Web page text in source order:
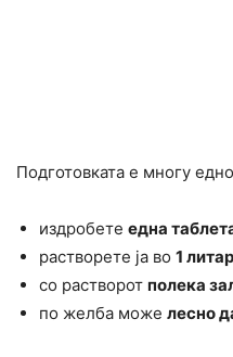
Подготовката е многу
издробете една
растворете ја во 1
со растворот полека
по желба може лесно